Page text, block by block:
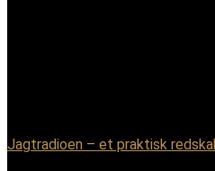
Jagtradioen – et praktisk